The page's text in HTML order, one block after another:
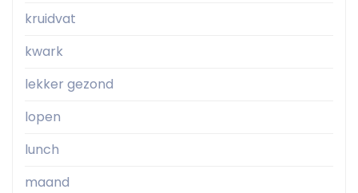
kruidvat
kwark
lekker gezond
lopen
lunch
maand